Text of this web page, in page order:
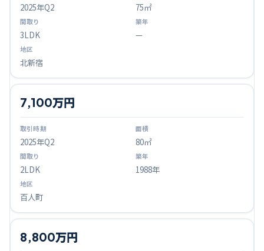
2025年Q2 75㎡
3LDK —
北新宿
2025年Q2
7,100万円
80㎡
2LDK 1988年
百人町
8,800万円